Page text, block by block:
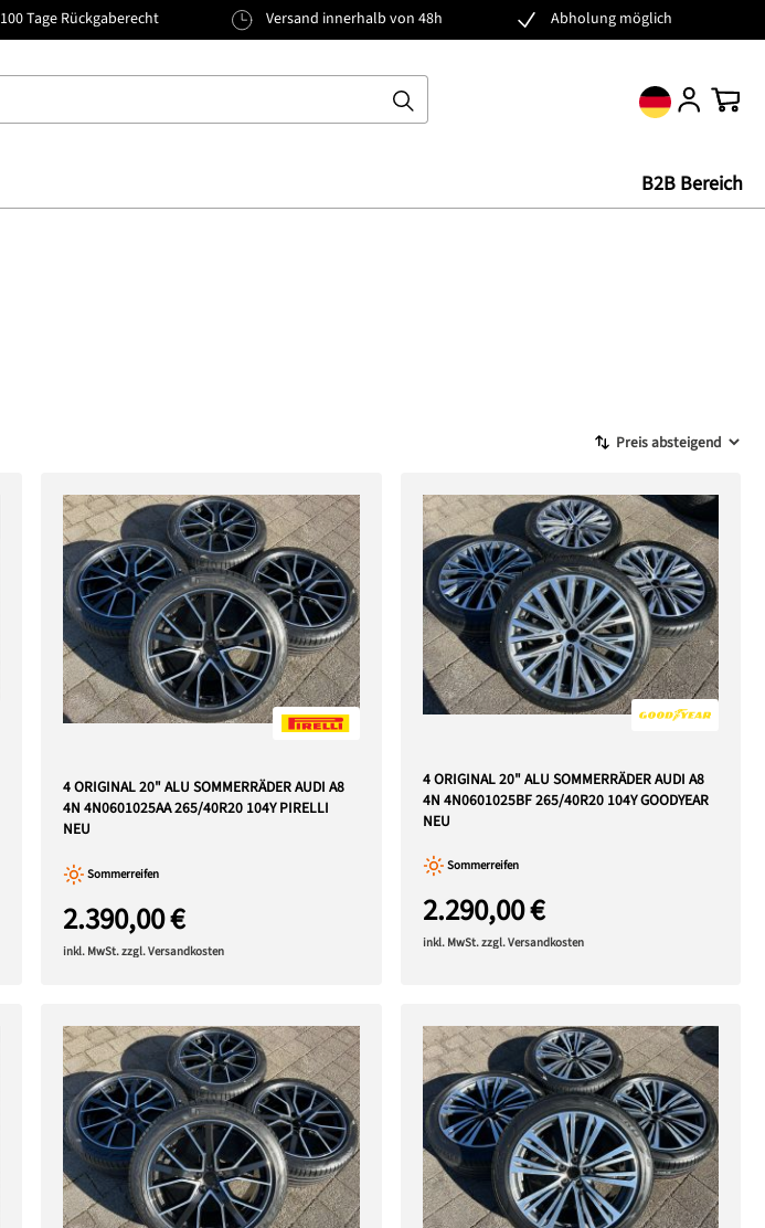
100 Tage Rückgaberecht Versand innerhalb von 48h Abholung möglich
B2B Bereich
4 ORIGINAL 20" ALU SOMMERRÄDER AUDI A8
4N 4N0601025AA 265/40R20 104Y PIRELLI
NEU
Sommerreifen
2.390,00 €
inkl. MwSt. zzgl. Versandkosten
4 ORIGINAL 20" ALU SOMMERRÄDER AUDI A8
4N 4N0601025BF 265/40R20 104Y GOODYEAR
NEU
Sommerreifen
2.290,00 €
inkl. MwSt. zzgl. Versandkosten